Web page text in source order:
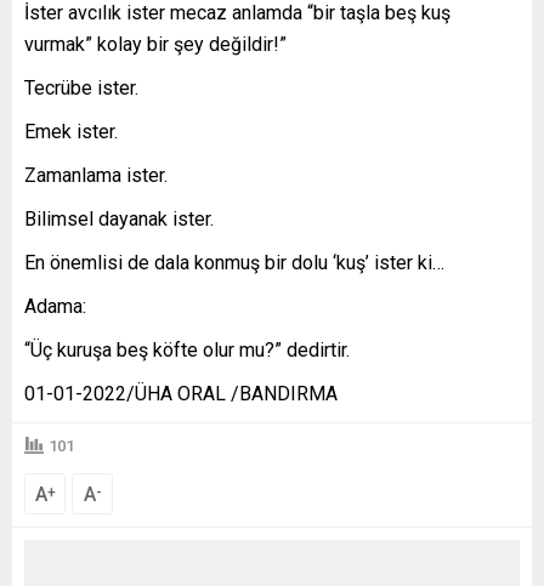
İster avcılık ister mecaz anlamda “bir taşla beş kuş
vurmak” kolay bir şey değildir!”
Tecrübe ister.
Emek ister.
Zamanlama ister.
Bilimsel dayanak ister.
En önemlisi de dala konmuş bir dolu ‘kuş’ ister ki…
Adama:
“Üç kuruşa beş köfte olur mu?” dedirtir.
01-01-2022/ÜHA ORAL /BANDIRMA
101
A+ A-